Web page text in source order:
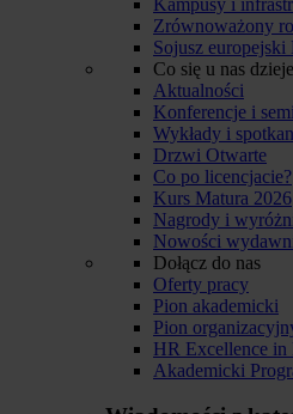
Zrównoważony
Sojusz
Co się u nas dzieje
Aktualności
Konferencje i
Wykłady i
Drzwi Otwarte
Co po licencjacie?
Kurs Matura 2026
Nagrody i
Nowości
Dołącz do nas
Oferty pracy
Pion akademicki
Pion
HR Excellence in
Akademicki